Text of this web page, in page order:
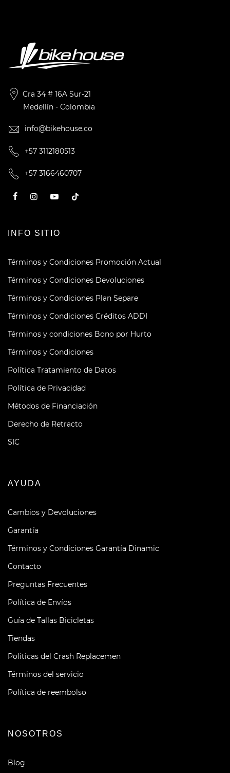
Cra 34 # 16A Sur-21
Medellín - Colombia
info@bikehouse.co
+57 3112180513
+57 3166460707
INFO SITIO
Términos y Condiciones Promoción Actual
Términos y Condiciones Devoluciones
Términos y Condiciones Plan Separe
Términos y Condiciones Créditos ADDI
Términos y condiciones Bono por Hurto
Términos y Condiciones
Política Tratamiento de Datos
Política de Privacidad
Métodos de Financiación
Derecho de Retracto
SIC
AYUDA
Cambios y Devoluciones
Garantía
Términos y Condiciones Garantía Dinamic
Contacto
Preguntas Frecuentes
Política de Envíos
Guía de Tallas Bicicletas
Tiendas
Politicas del Crash Replacemen
Términos del servicio
Política de reembolso
NOSOTROS
Blog